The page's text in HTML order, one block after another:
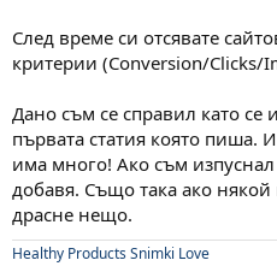
След време си отсявате
критерии (Conversion/Clicks/
Дано съм се справил като се
първата статия която пиша.
има много! Ако съм
добавя. Също така ако
драсне нещо.
Healthy ProductsSnimki Love